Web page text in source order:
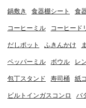
鍋敷き 食器棚シート 食
コーヒーミル コーヒード
だしポット ふきんかけ
ペッパーミル ボウル レ
包丁スタンド 寿司桶 紙
ビルトインガスコンロ バ